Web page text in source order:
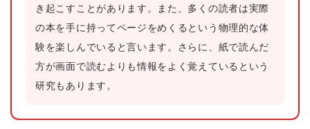
き起こすことがあります。また、多くの読者は実際
の本を手に持ってページをめくるという物理的な体
験を楽しんでいると言います。さらに、紙で読んだ
方が画面で読むよりも情報をよく覚えているという
研究もあります。